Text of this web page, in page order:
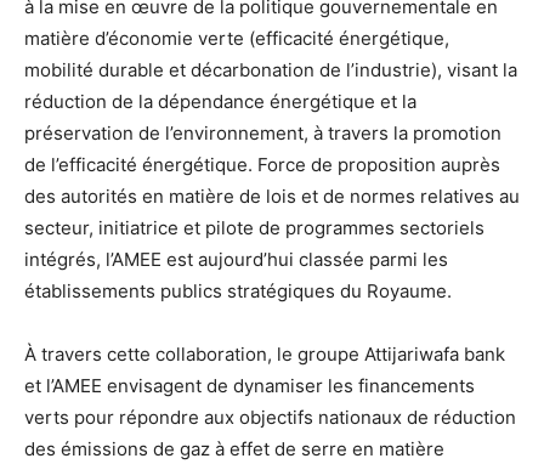
à la mise en œuvre de la politique gouvernementale en
matière d’économie verte (efficacité énergétique,
mobilité durable et décarbonation de l’industrie), visant la
réduction de la dépendance énergétique et la
préservation de l’environnement, à travers la promotion
de l’efficacité énergétique. Force de proposition auprès
des autorités en matière de lois et de normes relatives au
secteur, initiatrice et pilote de programmes sectoriels
intégrés, l’AMEE est aujourd’hui classée parmi les
établissements publics stratégiques du Royaume.
À travers cette collaboration, le groupe Attijariwafa bank
et l’AMEE envisagent de dynamiser les financements
verts pour répondre aux objectifs nationaux de réduction
des émissions de gaz à effet de serre en matière